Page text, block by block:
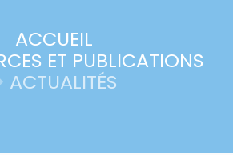
ACCUEIL
ET PUBLICATIONS
ACTUALITÉS